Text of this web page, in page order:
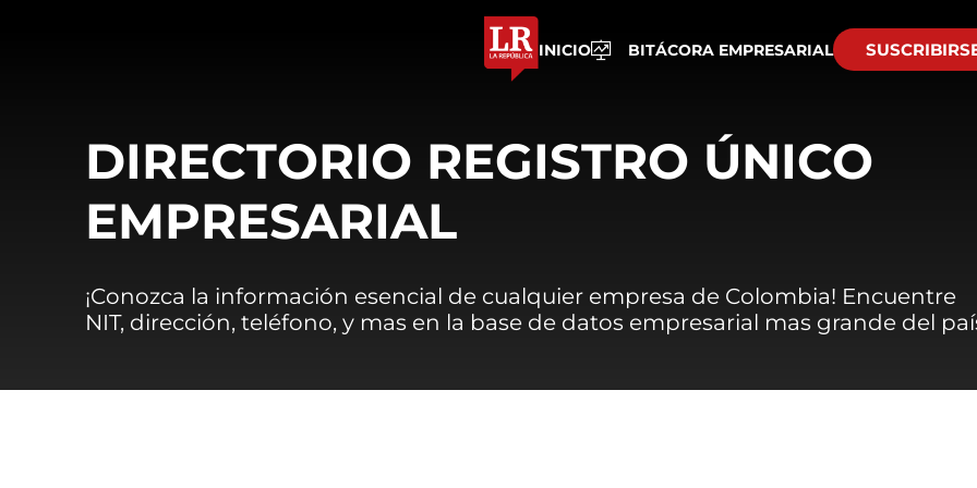
INICIO BITÁCORA EMPRESARIAL
DIRECTORIO REGISTRO ÚNICO
EMPRESARIAL
¡Conozca la información esencial de cualquier empresa de Colombia! Encuentre
NIT, dirección, teléfono, y mas en la base de datos empresarial mas grande del